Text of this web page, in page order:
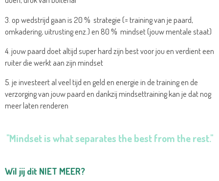
3. op wedstrijd gaan is 20 % strategie (= training van je paard,
omkadering, uitrusting enz.) en 80 % mindset (jouw mentale staat)
4. jouw paard doet altijd super hard zijn best voor jou en verdient een
ruiter die werkt aan zijn mindset
5. je investeert al veel tijd en geld en energie in de training en de
verzorging van jouw paard en dankzij mindsettraining kan je dat nog
meer laten renderen
"Mindset is what separates the best from the rest."
Wil jij dit NIET MEER?